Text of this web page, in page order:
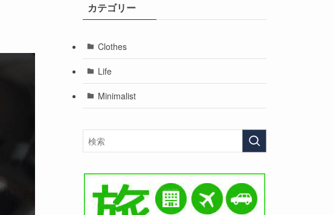
カテゴリー
Clothes
Life
Minimalist